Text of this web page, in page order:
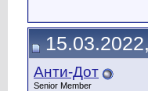
Анти-Дот
Senior Member